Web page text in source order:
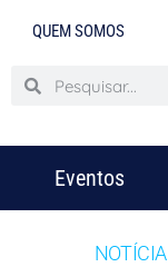
QUEM SOMOS
Eventos
NOTÍCIA